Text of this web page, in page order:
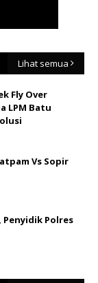
Lihat semua
Fly Over
LPM Batu
Vs Sopir
Penyidik Polres